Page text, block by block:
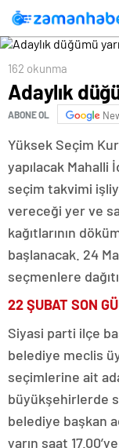
162 okunma
Adaylık
ABONE OL
Yüksek Seçim
yapılacak Mahalli
seçim takvimi
vereceği yer ve
kağıtlarının
başlanacak. 24
seçmenlere
22 ŞUBAT SON
Siyasi parti ilçe
belediye meclis
seçimlerine ait
büyükşehirlerde
belediye başkan
yarın saat